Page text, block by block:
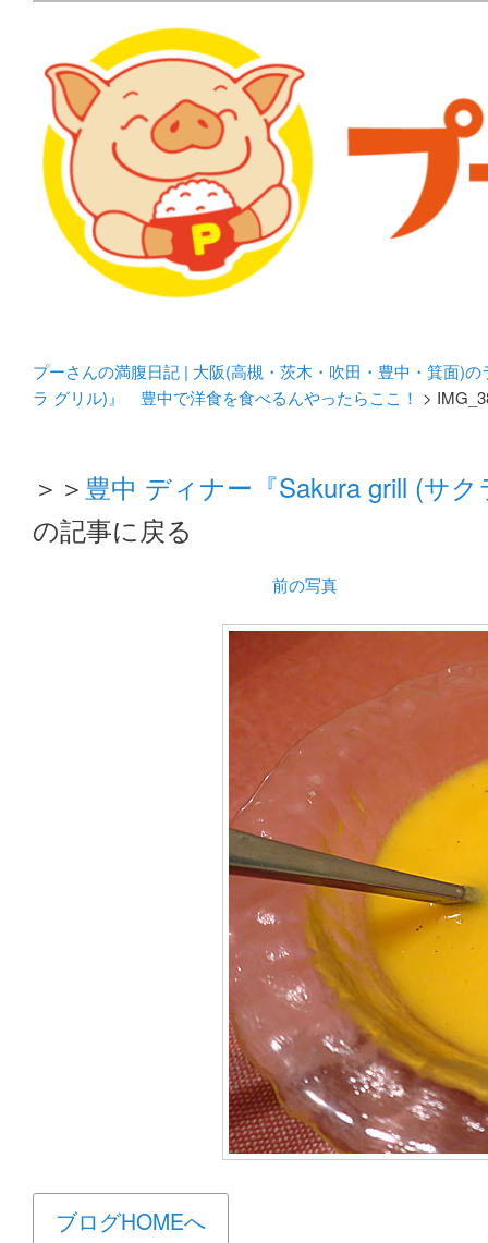
プーさんの満腹日記 |
豊中・箕面)のランチ＆
化してます。
プーさんの満腹日記 | 大阪(高槻・茨木・吹田・豊中・箕面)
ラ グリル)』 豊中で洋食を食べるんやったらここ！ >
＞＞ 豊中 ディナー『Sakura grill (サ
の記事に戻る
前の写真
ブログHOMEへ